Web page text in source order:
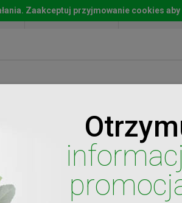
Moje konto Lista
Zaakceptuj przyjmowanie cookies